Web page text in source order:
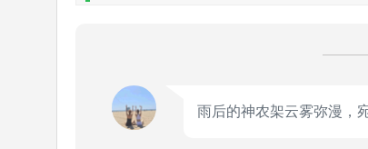
雨后的神农架云雾弥漫，